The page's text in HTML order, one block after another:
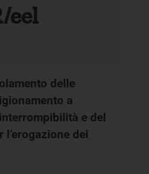
eel
delle
a
e del
dei